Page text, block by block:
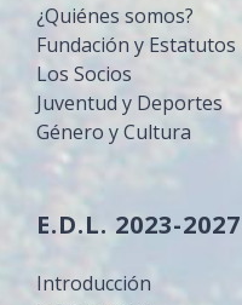
¿Quiénes somos?
Fundación y Estatutos
Los Socios
Juventud y Deportes
Género y Cultura
E.D.L. 2023-2027
Introducción